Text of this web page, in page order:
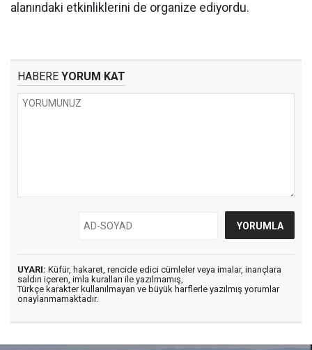
alanındaki etkinliklerini de organize ediyordu.
HABERE YORUM KAT
UYARI: Küfür, hakaret, rencide edici cümleler veya imalar, inançlara
saldırı içeren, imla kuralları ile yazılmamış,
Türkçe karakter kullanılmayan ve büyük harflerle yazılmış yorumlar
onaylanmamaktadır.